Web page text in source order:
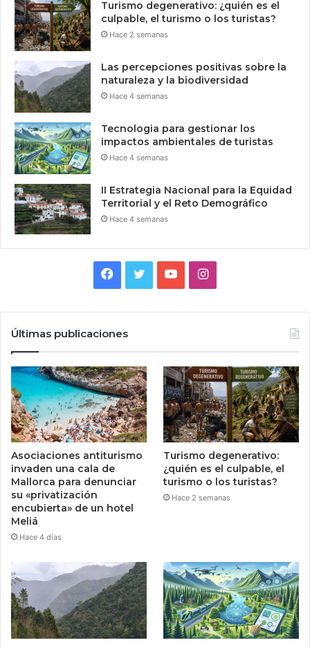
Turismo degenerativo: ¿quién es el
culpable, el turismo o los turistas?
Hace 2 semanas
Las percepciones positivas sobre la
naturaleza y la biodiversidad
Hace 4 semanas
Tecnologia para gestionar los
impactos ambientales de turistas
Hace 4 semanas
II Estrategia Nacional para la Equidad
Territorial y el Reto Demográfico
Hace 4 semanas
Facebook
TwitterYouTubeInstagram
Últimas publicaciones
Asociaciones antiturismo
invaden una cala de
Mallorca para denunciar
su «privatización
encubierta» de un hotel
Meliá
Hace 4 días
Turismo degenerativo:
¿quién es el culpable, el
turismo o los turistas?
Hace 2 semanas